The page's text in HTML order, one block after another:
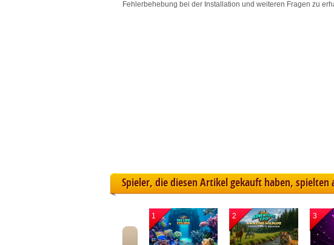
Fehlerbehebung bei der Installation und weiteren Fragen zu
Spieler, die diesen Artikel gekauft haben, spielten
1 2 3